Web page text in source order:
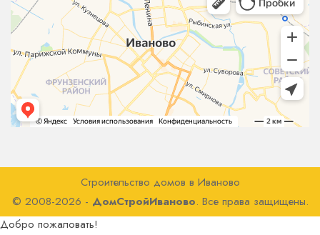
Строительство домов в Иваново
© 2008-2026 - ДомСтройИваново. Все права защищены.
Добро пожаловать!